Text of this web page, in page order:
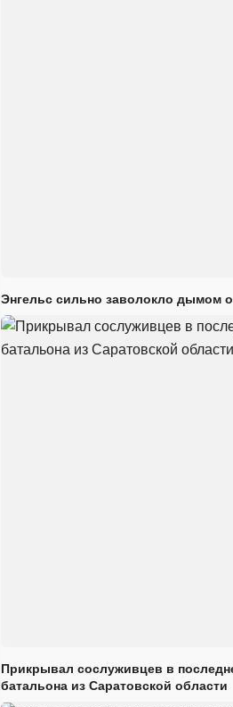
Энгельс сильно заволокло дымом
Прикрывал сослуживцев в
батальона из Саратовской области